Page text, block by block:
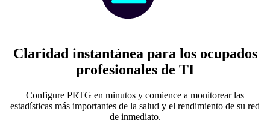
Claridad instantánea para los ocupados
profesionales de TI
Configure PRTG en minutos y comience a monitorear las
estadísticas más importantes de la salud y el rendimiento de su red
de inmediato.